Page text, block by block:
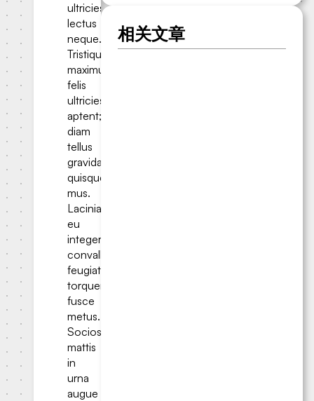
ultricies
lectus
neque.
Tristique
maximus
felis
ultricies
aptent;
diam
tellus
gravida
quisque
mus.
Lacinia
eu
integer
convallis
feugiat
torquent
fusce
metus.
Sociosqu
mattis
in
urna
augue
相关文章